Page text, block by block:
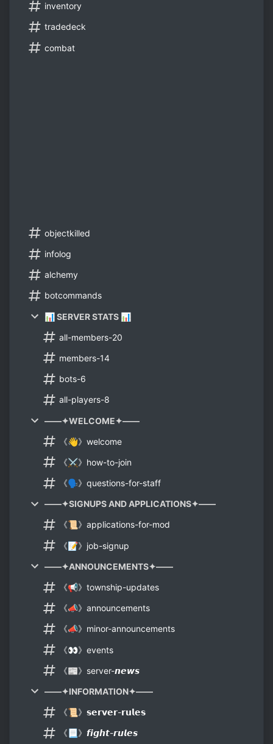
inventory
tradedeck
combat
objectkilled
infolog
alchemy
botcommands
📊 SERVER STATS 📊
all-members-20
members-14
bots-6
all-players-8
——✦WELCOME✦——
《👋》welcome
《⚔》how-to-join
《🗣》questions-for-staff
——✦SIGNUPS AND APPLICATIONS✦——
《📜》applications-for-mod
《📝》job-signup
——✦ANNOUNCEMENTS✦——
《📢》township-updates
《📣》announcements
《📣》minor-announcements
《👀》events
《📰》server-𝙣𝙚𝙬𝙨
——✦INFORMATION✦——
《📜》𝘀𝗲𝗿𝘃𝗲𝗿-𝗿𝘂𝗹𝗲𝘀
《📃》𝙛𝙞𝙜𝙝𝙩-𝙧𝙪𝙡𝙚𝙨